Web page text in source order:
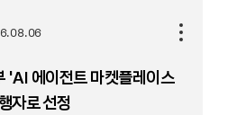
‘AI 에이전트 마켓플레이스
자로 선정